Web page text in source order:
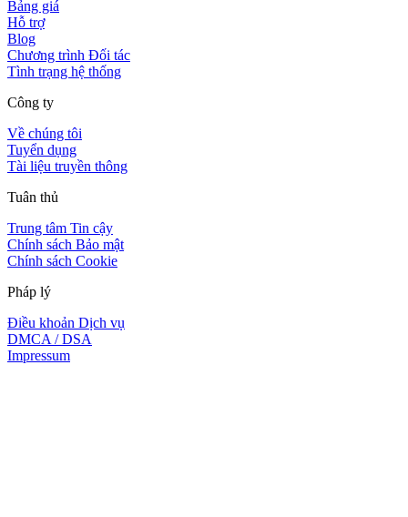
Bảng giá
Hỗ trợ
Blog
Chương trình Đối tác
Tình trạng hệ thống
Công ty
Về chúng tôi
Tuyển dụng
Tài liệu truyền thông
Tuân thủ
Trung tâm Tin cậy
Chính sách Bảo mật
Chính sách Cookie
Pháp lý
Điều khoản Dịch vụ
DMCA / DSA
Impressum